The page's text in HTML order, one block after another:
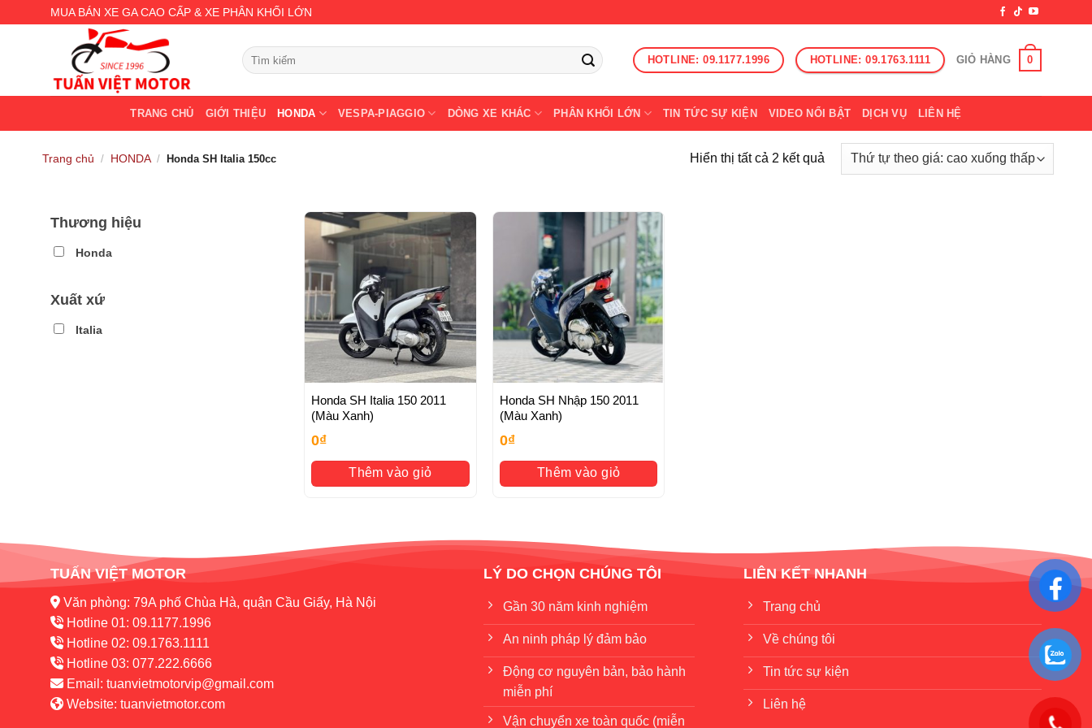
MUA BÁN XE GA CAO CẤP & XE PHÂN KHỐI LỚN
Tìm
kiếm:
HOTLINE: 09.1177.1996 HOTLINE: 09.1763.1111 GIỎ HÀNG 0
TRANG CHỦ GIỚI THIỆU HONDA VESPA-PIAGGIO DÒNG XE KHÁC PHÂN KHỐI LỚN TIN TỨC SỰ KIỆN VIDEO NỔI BẬT DỊCH VỤ LIÊN HỆ
Trang chủ / HONDA / Honda SH Italia 150cc Hiển thị tất cả 2 kết quả
Thương hiệu
Honda
Xuất xứ
Italia
Honda SH Italia 150 2011
(Màu Xanh)
0₫
Thêm vào giỏ
Honda SH Nhập 150 2011
(Màu Xanh)
0₫
Thêm vào giỏ
TUẤN VIỆT MOTOR
Văn phòng: 79A phố Chùa Hà, quận Cầu Giấy, Hà Nội
Hotline 01: 09.1177.1996
Hotline 02: 09.1763.1111
Hotline 03: 077.222.6666
Email: tuanvietmotorvip@gmail.com
Website: tuanvietmotor.com
LÝ DO CHỌN CHÚNG TÔI
Gần 30 năm kinh nghiệm
An ninh pháp lý đảm bảo
Động cơ nguyên bản, bảo hành
miễn phí
Vận chuyển xe toàn quốc (miễn
LIÊN KẾT NHANH
Trang chủ
Về chúng tôi
Tin tức sự kiện
Liên hệ